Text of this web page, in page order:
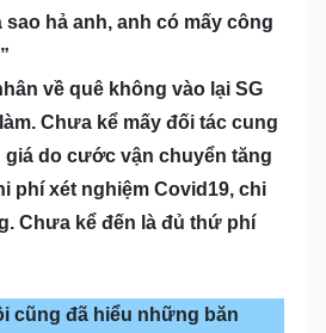
sao hả anh, anh có mấy công
về quê không vào lại SG
Chưa kể mấy đối tác cung
do cước vận chuyển tăng
phí xét nghiệm Covid19, chi
Chưa kể đến là đủ thứ phí
cũng đã hiểu những băn